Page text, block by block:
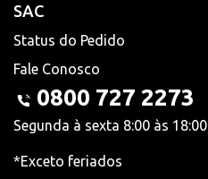
SAC
Status do Pedido
Fale Conosco
0800 727 2273
Segunda à sexta 8:00 às 18:00
*Exceto feriados